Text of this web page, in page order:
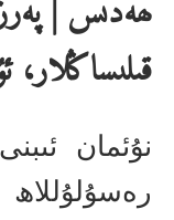
ھەدىس |
قىلىساڭلار،
نۇئمان